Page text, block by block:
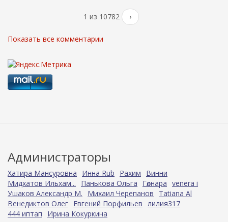
1 из 10782 ›
Показать все комментарии
Администраторы
Хатира Мансуровна Инна Rub Рахим
Винни
Мидхатов Ильхам...
Панькова Ольга Гөлнара venera i
Ушаков Александр М.
Михаил Черепанов
Tatiana Al
Венедиктов Олег Евгений Порфильев лилия317
444 иптап
Ирина Кокуркина